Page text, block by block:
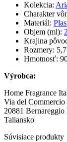
Kolekcia:
Charakter
Materiál:
Objem (ml):
Krajina
Rozmery:
Hmotnosť:
Výrobca:
Home Fragrance
Via del Commercio
20881
Taliansko
Súvisiace produkty